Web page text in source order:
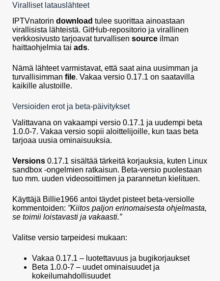
Viralliset latauslähteet
IPTVnatorin download tulee suorittaa ainoastaan
virallisista lähteistä. GitHub-repositorio ja virallinen
verkkosivusto tarjoavat turvallisen source ilman
haittaohjelmia tai ads.
Nämä lähteet varmistavat, että saat aina uusimman ja
turvallisimman file. Vakaa versio 0.17.1 on saatavilla
kaikille alustoille.
Versioiden erot ja beta-päivitykset
Valittavana on vakaampi versio 0.17.1 ja uudempi beta
1.0.0-7. Vakaa versio sopii aloittelijoille, kun taas beta
tarjoaa uusia ominaisuuksia.
Versions 0.17.1 sisältää tärkeitä korjauksia, kuten Linux
sandbox -ongelmien ratkaisun. Beta-versio puolestaan
tuo mm. uuden videosoittimen ja parannetun kielituen.
Käyttäjä Billie1966 antoi täydet pisteet beta-versiolle
kommentoiden: ”Kiitos paljon erinomaisesta ohjelmasta,
se toimii loistavasti ja vakaasti.”
Valitse versio tarpeidesi mukaan:
Vakaa 0.17.1 – luotettavuus ja bugikorjaukset
Beta 1.0.0-7 – uudet ominaisuudet ja
kokeilumahdollisuudet